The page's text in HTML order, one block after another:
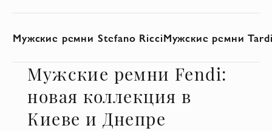
Мужские ремни Stefano RicciМужские ремни
Мужские ремни Fendi:
новая коллекция в
Киеве и Днепре